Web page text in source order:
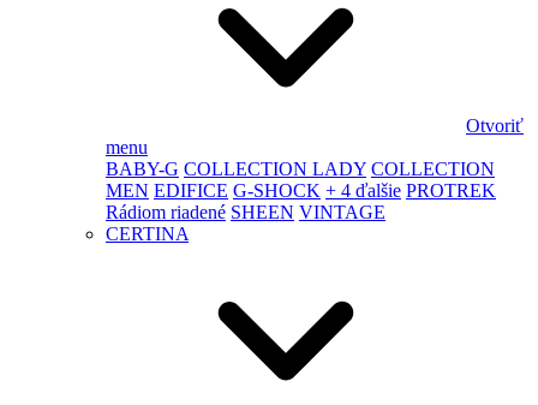
Otvoriť
menu
BABY-G COLLECTION LADY COLLECTION
MEN EDIFICE G-SHOCK + 4 ďalšie PROTREK
Rádiom riadené SHEEN VINTAGE
CERTINA